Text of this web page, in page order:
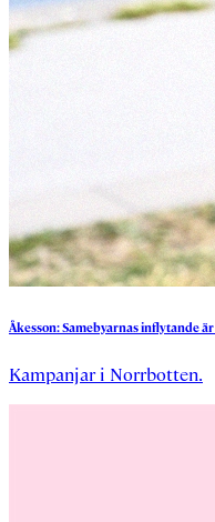
Åkesson:Samebyarnasinflytandeär
Kampanjar i Norrbotten.